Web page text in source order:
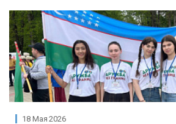
18 Мая 2026